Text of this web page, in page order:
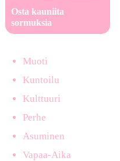
Osta kauniita
sormuksia
Muoti
Kuntoilu
Kulttuuri
Perhe
Asuminen
Vapaa-Aika